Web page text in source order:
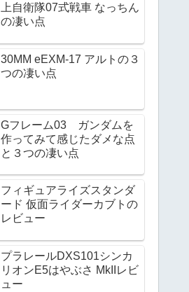
上自衛隊07式戦車 なっちん
の凄い点
30MM eEXM-17 アルトの３
つの凄い点
Gフレーム03 ガンダムを
作ってみて感じたダメな点
と３つの凄い点
フィギュアライズスタンダ
ード 仮面ライダーカブトの
レビュー
プラレールDXS101シンカ
リオンE5はやぶさ MkIIレビ
ュー